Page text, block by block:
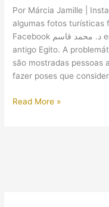
de
faraó
volta
a
ser
notícia
Por Márcia Jamille |
algumas fotos turísticas
Facebook د. محمد قاسم em um grupo de discussões sobre o
antigo Egito. A
são mostradas pessoas
fazer poses que
Sítios
Read More »